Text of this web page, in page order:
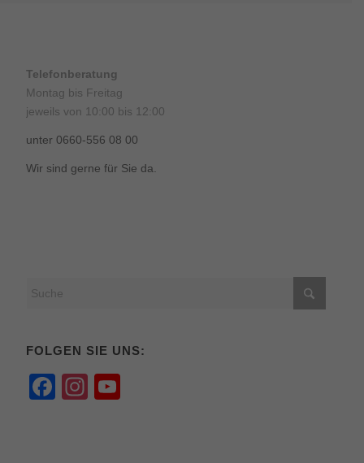
Telefonberatung
Montag bis Freitag
jeweils von 10:00 bis 12:00
unter 0660-556 08 00
Wir sind gerne für Sie da.
FOLGEN SIE UNS:
Facebook
Instagram